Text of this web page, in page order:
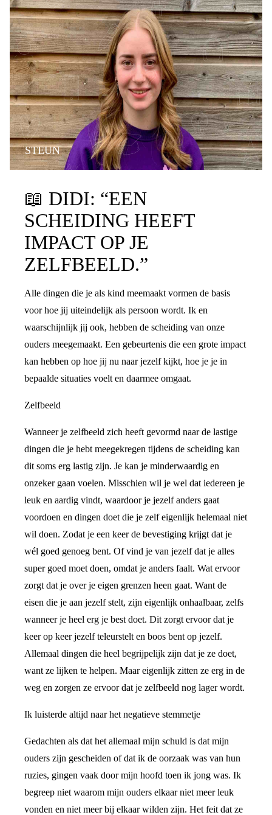
STEUN
📖 DIDI: “EEN
SCHEIDING HEEFT
IMPACT OP JE
ZELFBEELD.”
Alle dingen die je als kind meemaakt vormen de basis
voor hoe jij uiteindelijk als persoon wordt. Ik en
waarschijnlijk jij ook, hebben de scheiding van onze
ouders meegemaakt. Een gebeurtenis die een grote impact
kan hebben op hoe jij nu naar jezelf kijkt, hoe je je in
bepaalde situaties voelt en daarmee omgaat.
Zelfbeeld
Wanneer je zelfbeeld zich heeft gevormd naar de lastige
dingen die je hebt meegekregen tijdens de scheiding kan
dit soms erg lastig zijn. Je kan je minderwaardig en
onzeker gaan voelen. Misschien wil je wel dat iedereen je
leuk en aardig vindt, waardoor je jezelf anders gaat
voordoen en dingen doet die je zelf eigenlijk helemaal niet
wil doen. Zodat je een keer de bevestiging krijgt dat je
wél goed genoeg bent. Of vind je van jezelf dat je alles
super goed moet doen, omdat je anders faalt. Wat ervoor
zorgt dat je over je eigen grenzen heen gaat. Want de
eisen die je aan jezelf stelt, zijn eigenlijk onhaalbaar, zelfs
wanneer je heel erg je best doet. Dit zorgt ervoor dat je
keer op keer jezelf teleurstelt en boos bent op jezelf.
Allemaal dingen die heel begrijpelijk zijn dat je ze doet,
want ze lijken te helpen. Maar eigenlijk zitten ze erg in de
weg en zorgen ze ervoor dat je zelfbeeld nog lager wordt.
Ik luisterde altijd naar het negatieve stemmetje
Gedachten als dat het allemaal mijn schuld is dat mijn
ouders zijn gescheiden of dat ik de oorzaak was van hun
ruzies, gingen vaak door mijn hoofd toen ik jong was. Ik
begreep niet waarom mijn ouders elkaar niet meer leuk
vonden en niet meer bij elkaar wilden zijn. Het feit dat ze